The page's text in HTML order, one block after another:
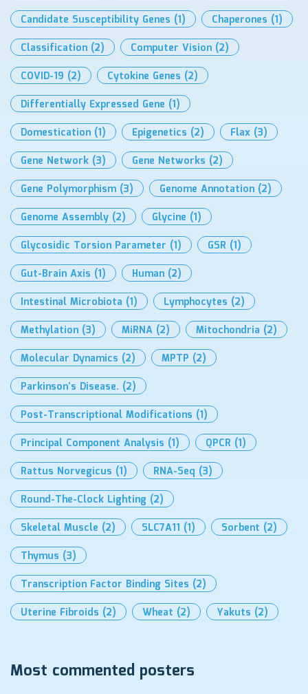
Candidate Susceptibility Genes (1) Chaperones (1)
Classification (2) Computer Vision (2)
COVID-19 (2) Cytokine Genes (2)
Differentially Expressed Gene (1)
Domestication (1) Epigenetics (2) Flax (3)
Gene Network (3) Gene Networks (2)
Gene Polymorphism (3) Genome Annotation (2)
Genome Assembly (2) Glycine (1)
Glycosidic Torsion Parameter (1) GSR (1)
Gut-Brain Axis (1) Human (2)
Intestinal Microbiota (1) Lymphocytes (2)
Methylation (3) MiRNA (2) Mitochondria (2)
Molecular Dynamics (2) MPTP (2)
Parkinson’s Disease. (2)
Post-Transcriptional Modifications (1)
Principal Component Analysis (1) QPCR (1)
Rattus Norvegicus (1) RNA-Seq (3)
Round-The-Clock Lighting (2)
Skeletal Muscle (2) SLC7A11 (1) Sorbent (2)
Thymus (3)
Transcription Factor Binding Sites (2)
Uterine Fibroids (2) Wheat (2) Yakuts (2)
Most commented posters